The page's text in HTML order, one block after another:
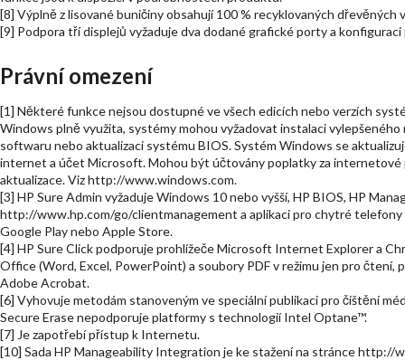
[8] Výplně z lisované buničiny obsahují 100 % recyklovaných dřevěných
[9] Podpora tří displejů vyžaduje dva dodané grafické porty a
Právní omezení
[1] Některé funkce nejsou dostupné ve všech edicích nebo verzích
Windows plně využita, systémy mohou vyžadovat instalaci
softwaru nebo aktualizaci systému BIOS. Systém Windows se
internet a účet Microsoft. Mohou být účtovány poplatky za internetové
aktualizace. Viz http://www.windows.com.
[3] HP Sure Admin vyžaduje Windows 10 nebo vyšší, HP BIOS, HP
http://www.hp.com/go/clientmanagement a aplikaci pro chytré
Google Play nebo Apple Store.
[4] HP Sure Click podporuje prohlížeče Microsoft Internet Explorer a
Office (Word, Excel, PowerPoint) a soubory PDF v režimu jen pro
Adobe Acrobat.
[6] Vyhovuje metodám stanoveným ve speciální publikaci pro čištění
Secure Erase nepodporuje platformy s technologií Intel Optane™.
[7] Je zapotřebí přístup k Internetu.
[10] Sada HP Manageability Integration je ke stažení na stránce http://